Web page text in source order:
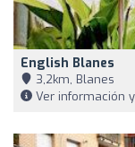
English Blanes
3,2km, Blanes
Ver información